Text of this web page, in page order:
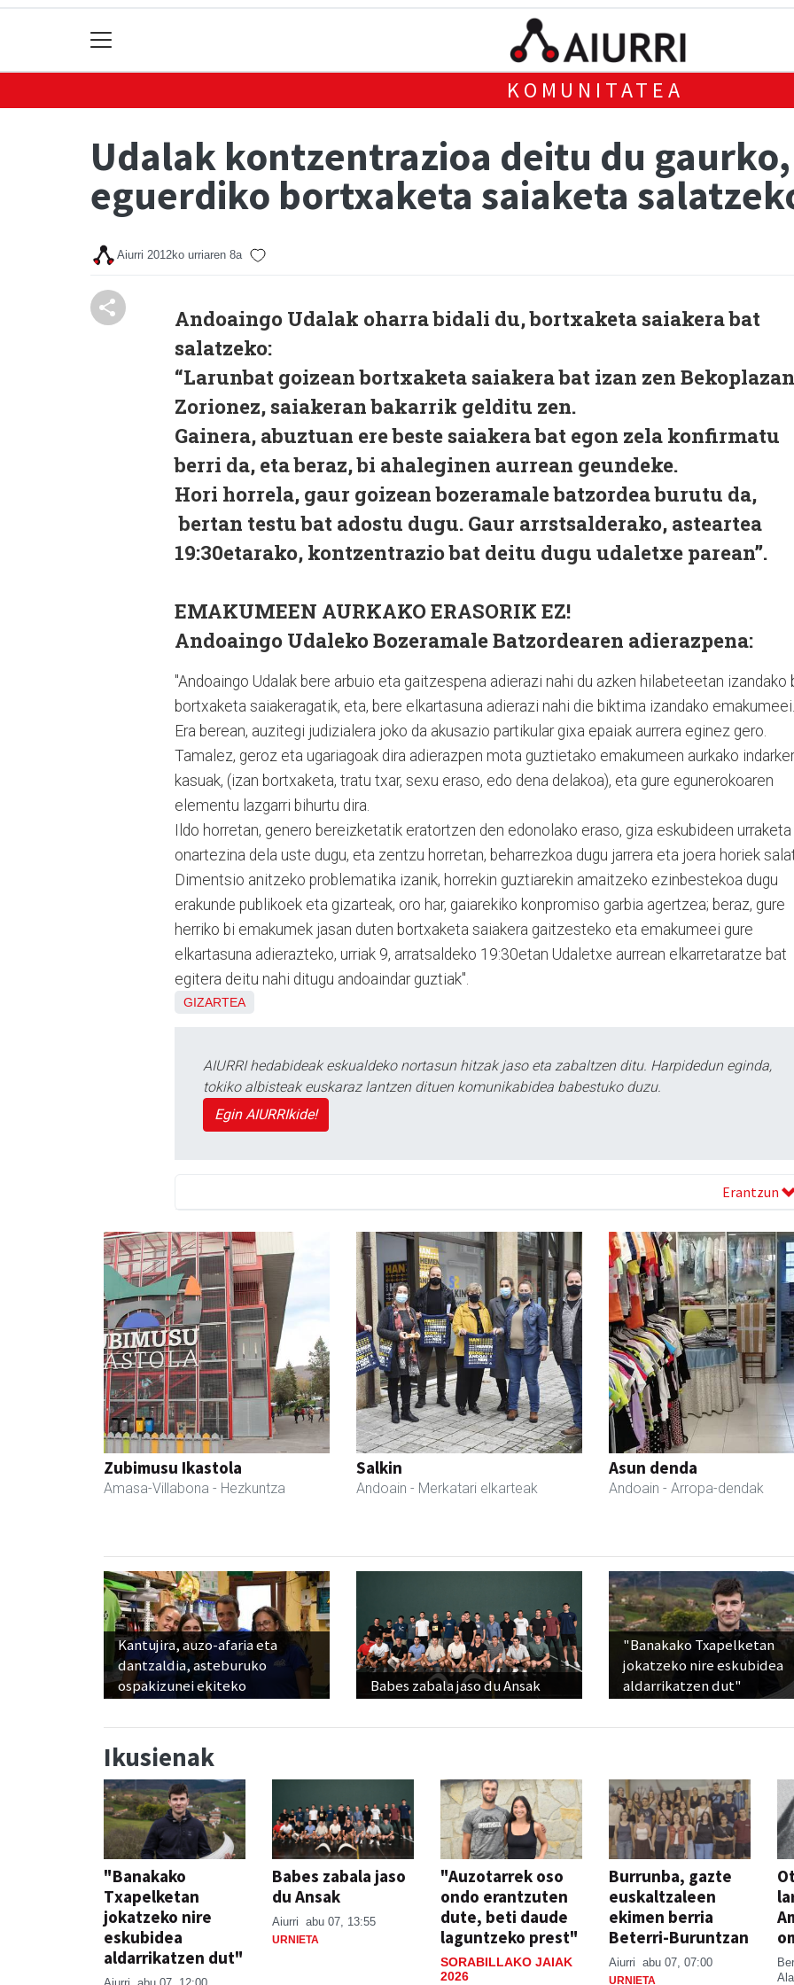
KOMUNITATEA
Udalak kontzentrazioa deitu du
eguerdiko bortxaketa saiaketa
Aiurri 2012ko urriaren 8a
Andoaingo Udalak oharra bidali du, bortxaketa saiakera bat
salatzeko:
“Larunbat goizean bortxaketa saiakera bat izan zen
Zorionez, saiakeran bakarrik gelditu zen.
Gainera, abuztuan ere beste saiakera bat egon zela konfirmatu
berri da, eta beraz, bi ahaleginen aurrean geundeke.
Hori horrela, gaur goizean bozeramale batzordea burutu da,
bertan testu bat adostu dugu. Gaur arrstsalderako, asteartea
19:30etarako, kontzentrazio bat deitu dugu udaletxe parean”.
EMAKUMEEN AURKAKO ERASORIK EZ!
Andoaingo Udaleko Bozeramale Batzordearen adierazpena:
"Andoaingo Udalak bere arbuio eta gaitzespena adierazi nahi du azken hilabeteetan izandako
bortxaketa saiakeragatik, eta, bere elkartasuna adierazi nahi die biktima izandako emakumeei.
Era berean, auzitegi judizialera joko da akusazio partikular gixa epaiak aurrera eginez gero.
Tamalez, geroz eta ugariagoak dira adierazpen mota guztietako emakumeen aurkako
kasuak, (izan bortxaketa, tratu txar, sexu eraso, edo dena delakoa), eta gure egunerokoaren
elementu lazgarri bihurtu dira.
Ildo horretan, genero bereizketatik eratortzen den edonolako eraso, giza eskubideen urraketa
onartezina dela uste dugu, eta zentzu horretan, beharrezkoa dugu jarrera eta joera horiek
Dimentsio anitzeko problematika izanik, horrekin guztiarekin amaitzeko ezinbestekoa dugu
erakunde publikoek eta gizarteak, oro har, gaiarekiko konpromiso garbia agertzea; beraz, gure
herriko bi emakumek jasan duten bortxaketa saiakera gaitzesteko eta emakumeei gure
elkartasuna adierazteko, urriak 9, arratsaldeko 19:30etan Udaletxe aurrean elkarretaratze bat
egitera deitu nahi ditugu andoaindar guztiak".
GIZARTEA
AIURRI hedabideak eskualdeko nortasun hitzak jaso eta zabaltzen ditu. Harpidedun eginda,
tokiko albisteak euskaraz lantzen dituen komunikabidea babestuko duzu.
Egin AIURRIkide!
Erantzun
Zubimusu Ikastola
Amasa-Villabona - Hezkuntza
Salkin
Andoain - Merkatari elkarteak
Asun denda
Andoain - Arropa-dendak
Kantujira, auzo-afaria eta
dantzaldia, asteburuko
ospakizunei ekiteko
Babes zabala jaso du Ansak
"Banakako Txapelketan
jokatzeko nire eskubidea
aldarrikatzen dut"
Ikusienak
"Banakako
Txapelketan
jokatzeko nire
eskubidea
aldarrikatzen dut"
Babes zabala jaso
du Ansak
Aiurri abu 07, 13:55
URNIETA
"Auzotarrek oso
ondo erantzuten
dute, beti daude
laguntzeko prest"
SORABILLAKO JAIAK
2026
Burrunba, gazte
euskaltzaleen
ekimen berria
Beterri-Buruntzan
Aiurri abu 07, 07:00
URNIETA